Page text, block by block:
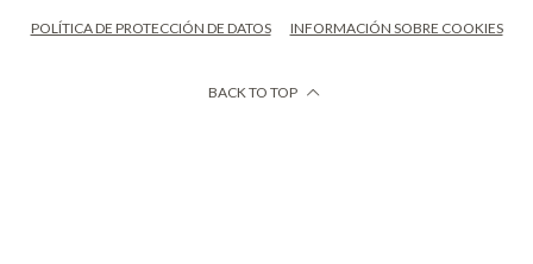
POLÍTICA DE PROTECCIÓN DE DATOS INFORMACIÓN SOBRE COOKIES
BACK TO TOP